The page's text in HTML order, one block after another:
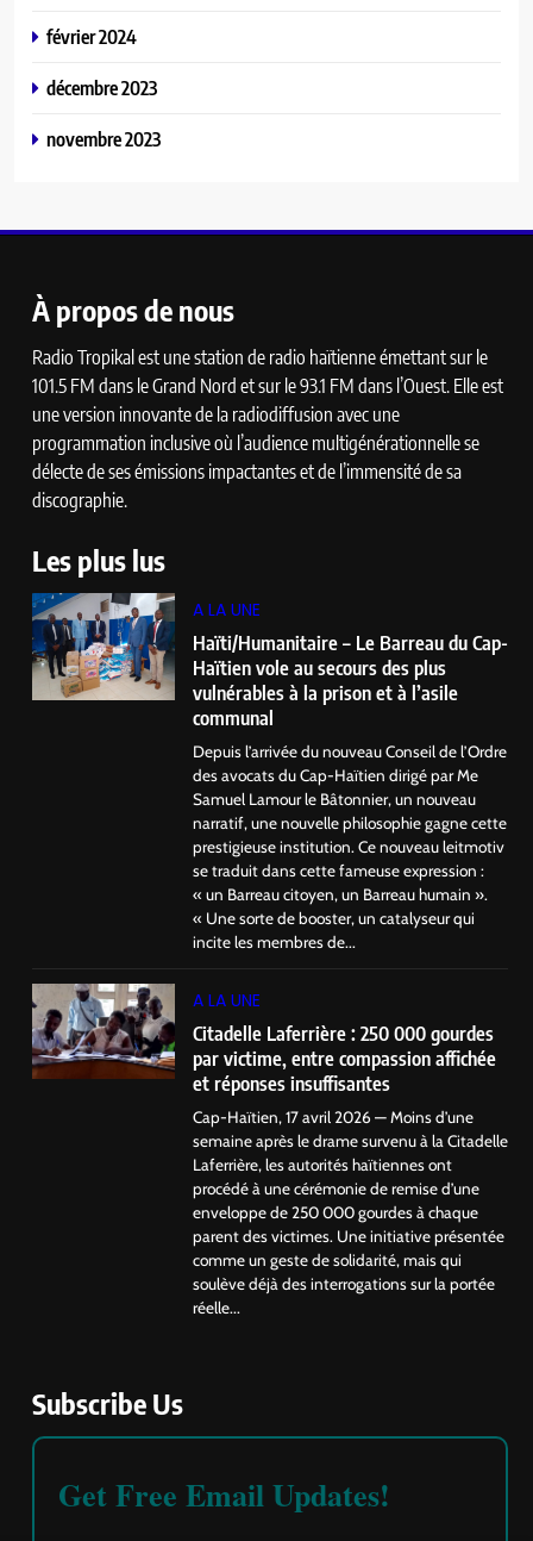
février 2024
décembre 2023
novembre 2023
À propos de nous
Radio Tropikal est une station de radio haïtienne émettant sur le
101.5 FM dans le Grand Nord et sur le 93.1 FM dans l’Ouest. Elle est
une version innovante de la radiodiffusion avec une
programmation inclusive où l’audience multigénérationnelle se
délecte de ses émissions impactantes et de l’immensité de sa
discographie.
Les plus lus
A LA UNE
Haïti/Humanitaire – Le Barreau du Cap-
Haïtien vole au secours des plus
vulnérables à la prison et à l’asile
communal
Depuis l’arrivée du nouveau Conseil de l’Ordre
des avocats du Cap-Haïtien dirigé par Me
Samuel Lamour le Bâtonnier, un nouveau
narratif, une nouvelle philosophie gagne cette
prestigieuse institution. Ce nouveau leitmotiv
se traduit dans cette fameuse expression :
« un Barreau citoyen, un Barreau humain ».
« Une sorte de booster, un catalyseur qui
incite les membres de...
A LA UNE
Citadelle Laferrière : 250 000 gourdes
par victime, entre compassion affichée
et réponses insuffisantes
Cap-Haïtien, 17 avril 2026 — Moins d’une
semaine après le drame survenu à la Citadelle
Laferrière, les autorités haïtiennes ont
procédé à une cérémonie de remise d’une
enveloppe de 250 000 gourdes à chaque
parent des victimes. Une initiative présentée
comme un geste de solidarité, mais qui
soulève déjà des interrogations sur la portée
réelle...
Subscribe Us
Get Free Email Updates!